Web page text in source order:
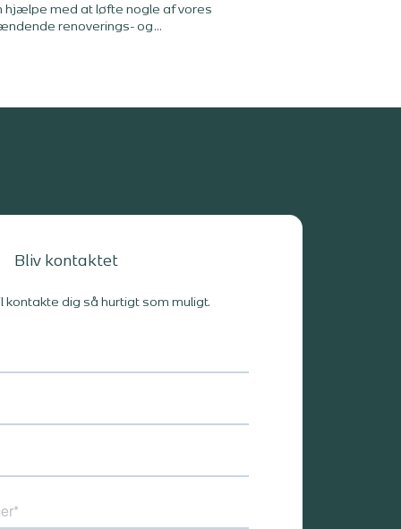
hjælpe med at løfte nogle af vores
renoverings- og
Bliv kontaktet
kontakte dig så hurtigt som muligt.